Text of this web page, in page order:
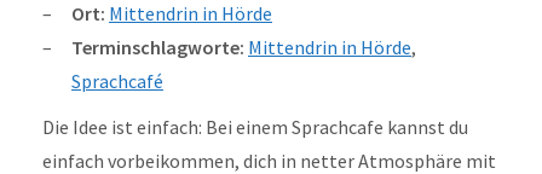
Ort: Mittendrin in Hörde
Terminschlagworte: Mittendrin in Hörde,
Sprachcafé
Die Idee ist einfach: Bei einem Sprachcafe kannst du
einfach vorbeikommen, dich in netter Atmosphäre mit